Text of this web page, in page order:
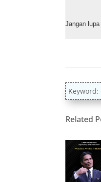
Jangan
Keyword:
Related